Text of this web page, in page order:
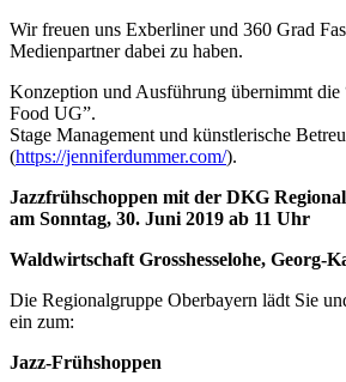
Wir freuen uns Exberliner und 360 Grad
Medienpartner dabei zu haben.
Konzeption und Ausführung übernimmt die
Food UG”.
Stage Management und künstlerische
(https://jenniferdummer.com/).
Jazzfrühschoppen mit der DKG
am Sonntag, 30. Juni 2019 ab 11 Uhr
Waldwirtschaft Grosshesselohe, Georg-
Die Regionalgruppe Oberbayern lädt Sie
ein zum:
Jazz-Frühshoppen